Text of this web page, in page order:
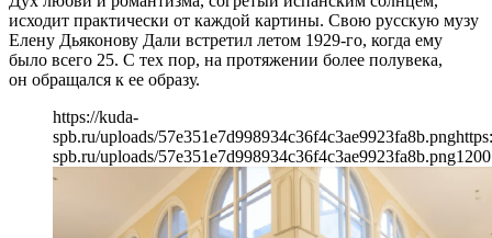
исходит практически от каждой картины. Свою русскую музу
Елену Дьяконову Дали встретил летом 1929-го, когда ему
было всего 25. С тех пор, на протяжении более полувека,
он обращался к ее образу.
https://kuda-
spb.ru/uploads/57e351e7d998934c36f4c3ae9923fa8b.png
spb.ru/uploads/57e351e7d998934c36f4c3ae9923fa8b.png1200